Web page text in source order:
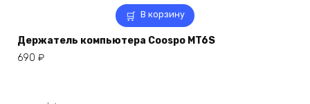
В корзину
Держатель компьютера Coospo MT6S
690 ₽